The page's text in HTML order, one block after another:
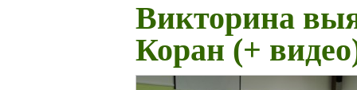
Викторина
Коран (+